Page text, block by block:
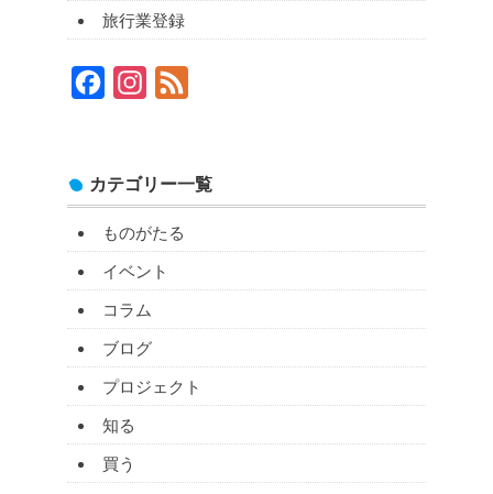
旅行業登録
FacebookInstagram
カテゴリー一覧
ものがたる
イベント
コラム
ブログ
プロジェクト
知る
買う